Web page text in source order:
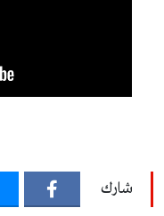
شارك